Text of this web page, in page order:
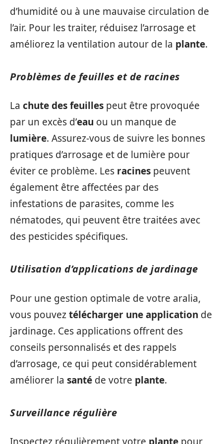
d’humidité ou à une mauvaise circulation de
l’air. Pour les traiter, réduisez l’arrosage et
améliorez la ventilation autour de la plante.
Problèmes de feuilles et de racines
La chute des feuilles peut être provoquée
par un excès d’eau ou un manque de
lumière. Assurez-vous de suivre les bonnes
pratiques d’arrosage et de lumière pour
éviter ce problème. Les racines peuvent
également être affectées par des
infestations de parasites, comme les
nématodes, qui peuvent être traitées avec
des pesticides spécifiques.
Utilisation d’applications de jardinage
Pour une gestion optimale de votre aralia,
vous pouveztélécharger une application de
jardinage. Ces applications offrent des
conseils personnalisés et des rappels
d’arrosage, ce qui peut considérablement
améliorer la santé de votre plante.
Surveillance régulière